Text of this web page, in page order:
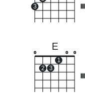
3
E
o
2 3
1
o o